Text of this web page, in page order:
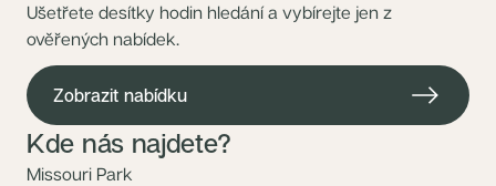
Ušetřete desítky hodin hledání a vybírejte jen z
ověřených nabídek.
Zobrazit nabídku
Kde nás najdete?
Missouri Park